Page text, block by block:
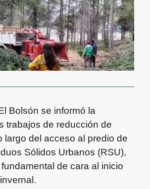
Bolsón se informó la
trabajos de reducción de
largo del acceso al predio de
Sólidos Urbanos (RSU),
de cara al inicio